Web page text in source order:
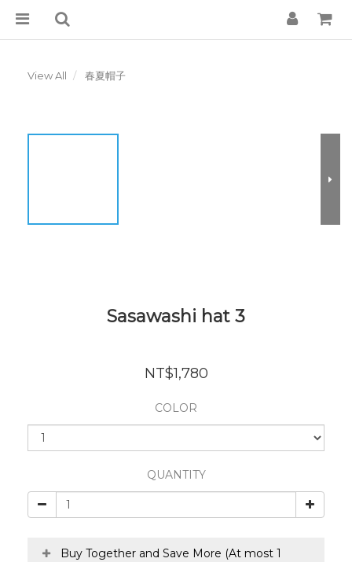
View All 春夏帽子
Sasawashi hat 3
NT$1,780
COLOR
QUANTITY
Buy Together and Save More (At most 1